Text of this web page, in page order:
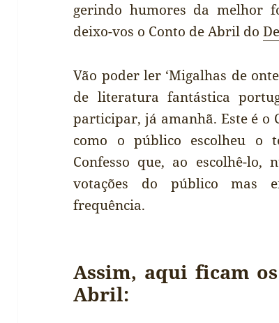
gerindo humores da melhor
deixo-vos o Conto de Abril do
Vão poder ler ‘Migalhas de
de literatura fantástica
participar, já amanhã. Este é o
como o público escolheu o
Confesso que, ao escolhê-lo,
votações do público mas
frequência.
Assim, aqui ficam
Abril: